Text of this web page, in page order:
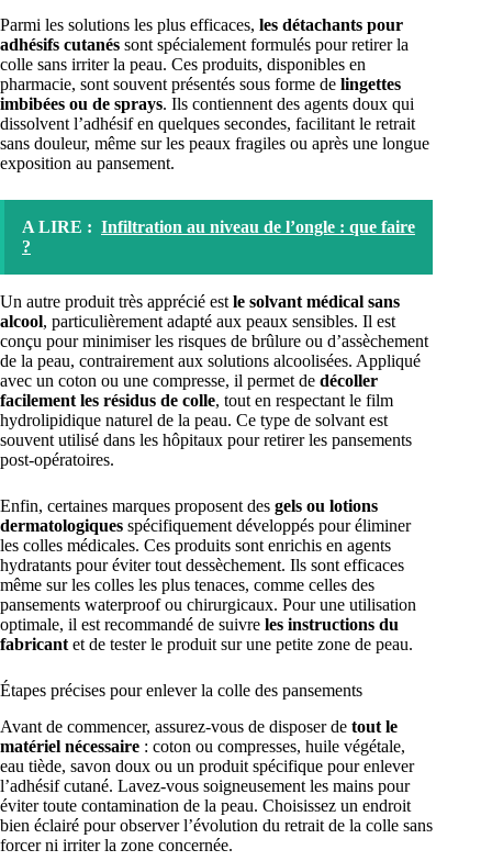
Parmi les solutions les plus efficaces, les détachants pour
adhésifs cutanés sont spécialement formulés pour retirer la
colle sans irriter la peau. Ces produits, disponibles en
pharmacie, sont souvent présentés sous forme de lingettes
imbibées ou de sprays. Ils contiennent des agents doux qui
dissolvent l’adhésif en quelques secondes, facilitant le retrait
sans douleur, même sur les peaux fragiles ou après une longue
exposition au pansement.
A LIRE : Infiltration au niveau de l’ongle : que faire
?
Un autre produit très apprécié est le solvant médical sans
alcool, particulièrement adapté aux peaux sensibles. Il est
conçu pour minimiser les risques de brûlure ou d’assèchement
de la peau, contrairement aux solutions alcoolisées. Appliqué
avec un coton ou une compresse, il permet de décoller
facilement les résidus de colle, tout en respectant le film
hydrolipidique naturel de la peau. Ce type de solvant est
souvent utilisé dans les hôpitaux pour retirer les pansements
post-opératoires.
Enfin, certaines marques proposent des gels ou lotions
dermatologiques spécifiquement développés pour éliminer
les colles médicales. Ces produits sont enrichis en agents
hydratants pour éviter tout dessèchement. Ils sont efficaces
même sur les colles les plus tenaces, comme celles des
pansements waterproof ou chirurgicaux. Pour une utilisation
optimale, il est recommandé de suivre les instructions du
fabricant et de tester le produit sur une petite zone de peau.
Étapes précises pour enlever la colle des pansements
Avant de commencer, assurez-vous de disposer de tout le
matériel nécessaire : coton ou compresses, huile végétale,
eau tiède, savon doux ou un produit spécifique pour enlever
l’adhésif cutané. Lavez-vous soigneusement les mains pour
éviter toute contamination de la peau. Choisissez un endroit
bien éclairé pour observer l’évolution du retrait de la colle sans
forcer ni irriter la zone concernée.